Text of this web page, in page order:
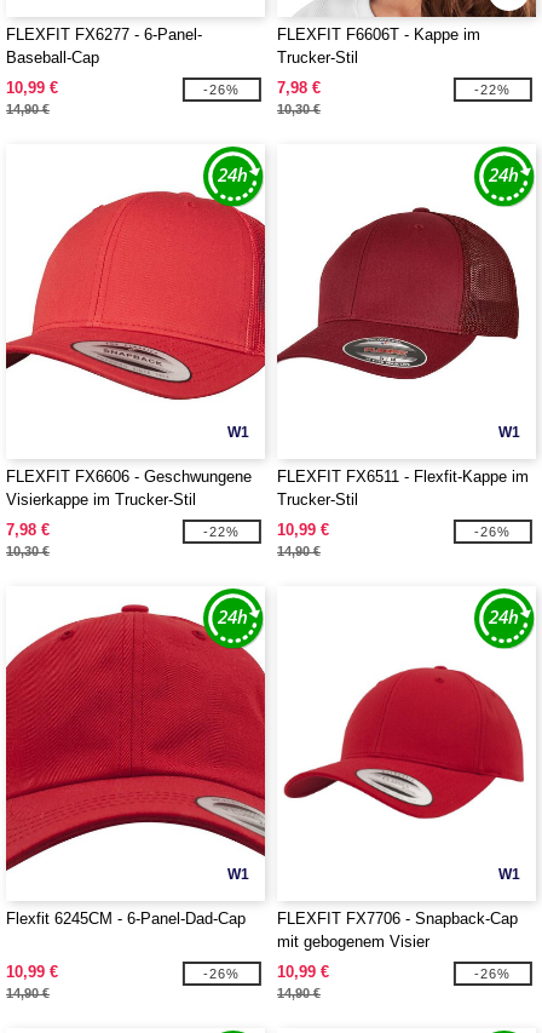
FLEXFIT FX6277 - 6-Panel-
Baseball-Cap
10,99 €
14,90 €
-26%
FLEXFIT F6606T - Kappe im
Trucker-Stil
7,98 €
10,30 €
-22%
W1
FLEXFIT FX6606 - Geschwungene
Visierkappe im Trucker-Stil
7,98 €
10,30 €
-22%
W1
FLEXFIT FX6511 - Flexfit-Kappe im
Trucker-Stil
10,99 €
14,90 €
-26%
W1
Flexfit 6245CM - 6-Panel-Dad-Cap
10,99 €
14,90 €
-26%
W1
FLEXFIT FX7706 - Snapback-Cap
mit gebogenem Visier
10,99 €
14,90 €
-26%